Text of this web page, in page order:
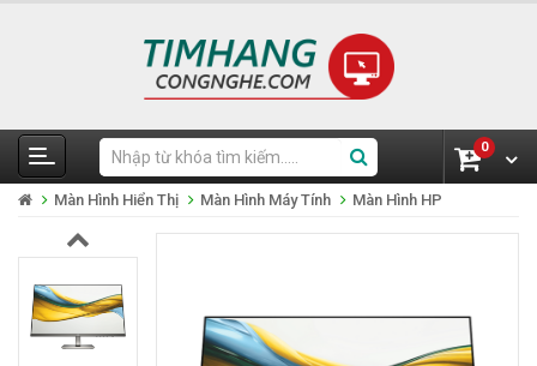
0
Màn Hình Hiển Thị Màn Hình Máy Tính Màn Hình HP